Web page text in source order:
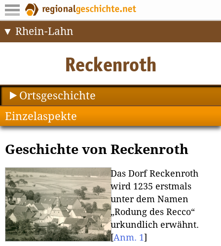
Rhein-Lahn
Ortsgeschichte
Einzelaspekte
Geschichte von Reckenroth
Das Dorf Reckenroth
wird 1235 erstmals
unter dem Namen
„Rodung des Recco“
urkundlich erwähnt.
[Anm. 1]